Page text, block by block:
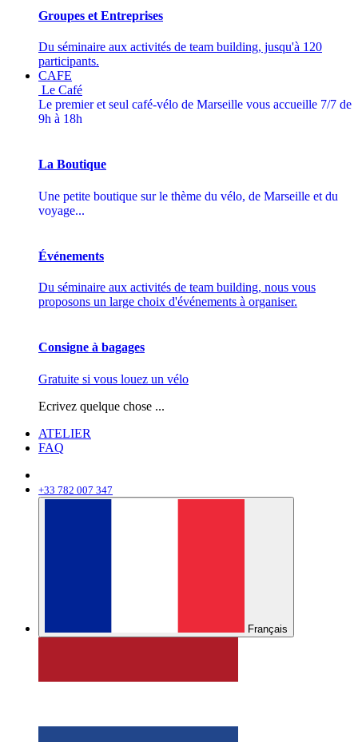
Groupes et Entreprises
Du séminaire aux activités de team building, jusqu'à 120
participants.
CAFE
Le Café
Le premier et seul café-vélo de Marseille vous accueille 7/7 de
9h à 18h
La Boutique
Une petite boutique sur le thème du vélo, de Marseille et du
voyage...
Événements
Du séminaire aux activités de team building, nous vous
proposons un large choix d'événements à organiser.
Consigne à bagages
Gratuite si vous louez un vélo
Ecrivez quelque chose ...
ATELIER
FAQ
+33 782 007 347
Français